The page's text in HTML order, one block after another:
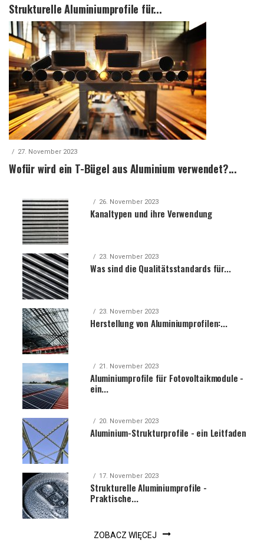
Strukturelle Aluminiumprofile für...
27. November 2023
Wofür wird ein T-Bügel aus Aluminium verwendet?...
26. November 2023
Kanaltypen und ihre Verwendung
23. November 2023
Was sind die Qualitätsstandards für...
23. November 2023
Herstellung von Aluminiumprofilen:...
21. November 2023
Aluminiumprofile für Fotovoltaikmodule -
ein...
20. November 2023
Aluminium-Strukturprofile - ein Leitfaden
17. November 2023
Strukturelle Aluminiumprofile -
Praktische...
ZOBACZ WIĘCEJ